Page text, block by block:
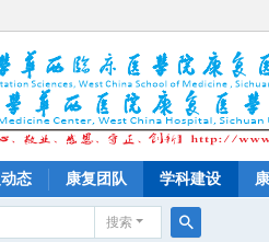
态 康复团队 学科建设
搜索